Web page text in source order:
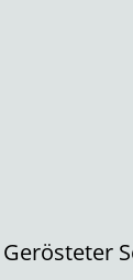
Gerösteter